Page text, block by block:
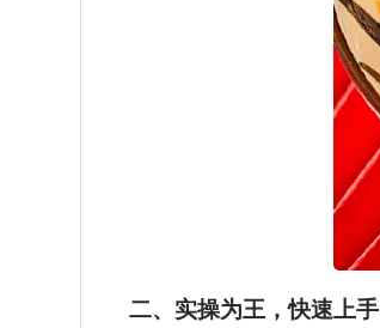
二、实操为王，快速上手